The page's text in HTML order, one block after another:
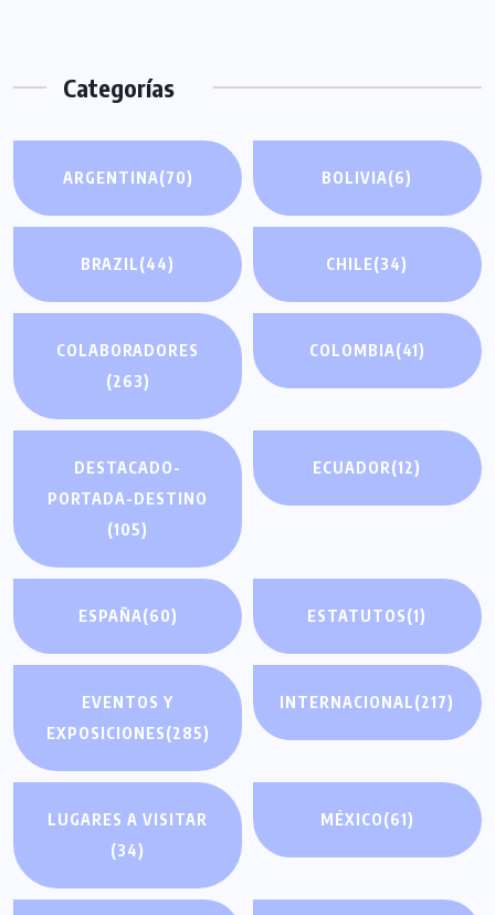
Categorías
ARGENTINA(70) BOLIVIA(6)
BRAZIL(44) CHILE(34)
COLABORADORES
(263)
COLOMBIA(41)
DESTACADO-
PORTADA-DESTINO
(105)
ECUADOR(12)
ESPAÑA(60) ESTATUTOS(1)
EVENTOS Y
EXPOSICIONES(285)
INTERNACIONAL(217)
LUGARES A VISITAR
(34)
MÉXICO(61)